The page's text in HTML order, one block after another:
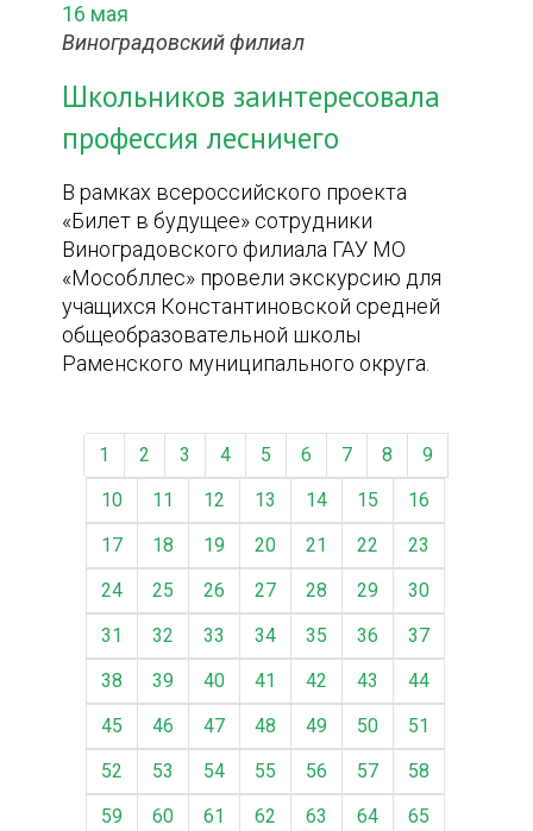
16 мая
Виноградовский филиал
Школьников заинтересовала
профессия лесничего
В рамках всероссийского проекта
«Билет в будущее» сотрудники
Виноградовского филиала ГАУ МО
«Мособллес» провели экскурсию для
учащихся Константиновской средней
общеобразовательной школы
Раменского муниципального округа.
1 2 3 4 5 6 7 8
9
10
11 12 13 14 15
16
17
18 19 20 21 22
23
24
25 26 27 28 29
30
31
32 33 34 35 36
37
38
39 40 41 42 43
44
45
46 47 48 49 50
51
52
53 54 55 56 57
58
59
60 61 62 63 64
65